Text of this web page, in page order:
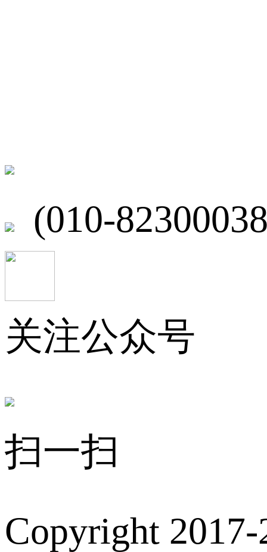
(010-
关注公众号
扫一扫
Copyright